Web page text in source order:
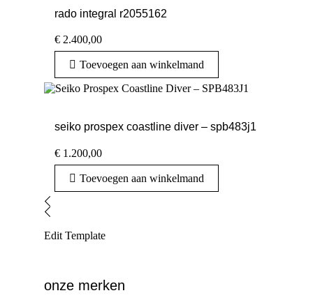
rado integral r2055162
€ 2.400,00
Toevoegen aan winkelmand
seiko prospex coastline diver – spb483j1
€ 1.200,00
Toevoegen aan winkelmand
Edit Template
onze merken